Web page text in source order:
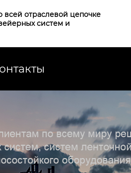
отраслевой цепочке
систем и